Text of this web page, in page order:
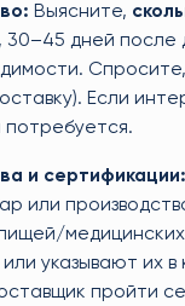
Выясните,
дней после
Спросите,
Если
потребуется.
и сертификации:
или
указывают их
пройти